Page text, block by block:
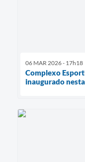
06 MAR 2026 - 17h18
Complexo
inaugurado